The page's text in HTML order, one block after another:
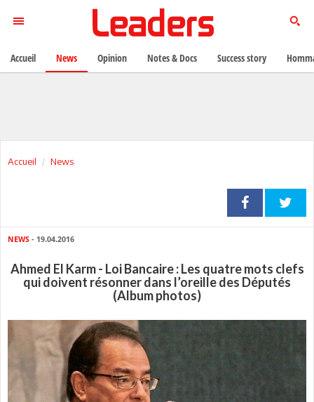
Accueil News
NEWS - 19.04.2016
Ahmed El Karm - Loi Bancaire : Les quatre mots clefs
qui doivent résonner dans l’oreille des Députés
(Album photos)
Accueil News Opinion Notes & Docs Success story